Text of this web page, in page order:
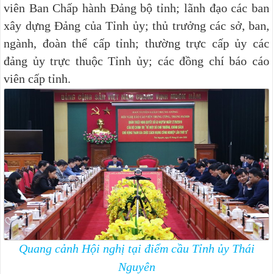
viên Ban Chấp hành Đảng bộ tỉnh; lãnh đạo các ban
xây dựng Đảng của Tỉnh ủy; thủ trưởng các sở, ban,
ngành, đoàn thể cấp tỉnh; thường trực cấp ủy các
đảng ủy trực thuộc Tỉnh ủy; các đồng chí báo cáo
viên cấp tỉnh.
Quang cảnh Hội nghị tại điểm cầu Tỉnh ủy Thái
Nguyên